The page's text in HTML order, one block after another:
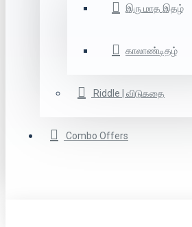
இரு மாத இதழ்
காலாண்டிதழ்
Riddle | விடுகதை
Combo Offers